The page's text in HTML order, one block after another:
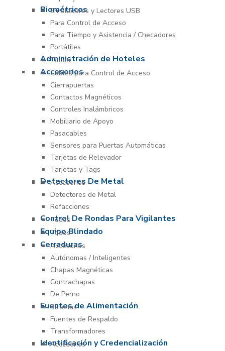
Biométricos
Enroladores y Lectores USB
Para Control de Acceso
Para Tiempo y Asistencia / Checadores
Portátiles
Administración de Hoteles
Todos
Accesorios
Cables para Control de Acceso
Cierrapuertas
Contactos Magnéticos
Controles Inalámbricos
Mobiliario de Apoyo
Pasacables
Sensores para Puertas Automáticas
Tarjetas de Relevador
Tarjetas y Tags
Detectores De Metal
Accesorios
Detectores de Metal
Refacciones
Control De Rondas Para Vigilantes
Todos
Equipo Blindado
Todos
Cerraduras
Accesorios
Autónomas / Inteligentes
Chapas Magnéticas
Contrachapas
De Perno
Fuentes de Alimentación
Baterías
Fuentes de Respaldo
Transformadores
Identificación y Credencialización
Accesorios